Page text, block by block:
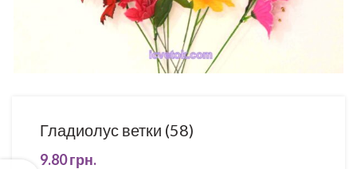
Гладиолус ветки (58)
9.80грн.